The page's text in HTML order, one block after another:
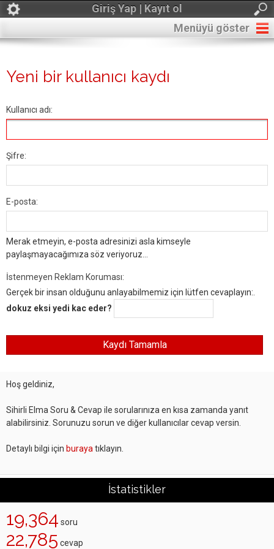
Giriş Yap | Kayıt ol
Menüyü göster
Yeni bir kullanıcı kaydı
Kullanıcı adı:
Şifre:
E-posta:
Merak etmeyin, e-posta adresinizi asla kimseyle
paylaşmayacağımıza söz veriyoruz...
İstenmeyen Reklam Koruması:
Gerçek bir insan olduğunu anlayabilmemiz için lütfen cevaplayın:.
dokuz eksi yedi kac eder?
Hoş geldiniz,
Sihirli Elma Soru & Cevap ile sorularınıza en kısa zamanda yanıt
alabilirsiniz. Sorunuzu sorun ve diğer kullanıcılar cevap versin.
Detaylı bilgi için buraya tıklayın.
İstatistikler
19,364 soru
22,785 cevap